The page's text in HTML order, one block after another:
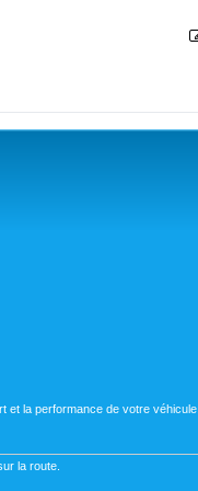
et la performance de votre véhicule.
la route.